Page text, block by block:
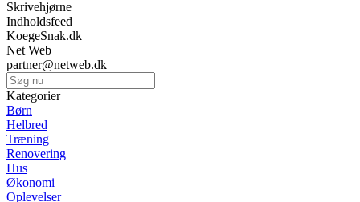
Skrivehjørne
Indholdsfeed
KoegeSnak.dk
Net Web
partner@netweb.dk
Kategorier
Børn
Helbred
Træning
Renovering
Hus
Økonomi
Oplevelser